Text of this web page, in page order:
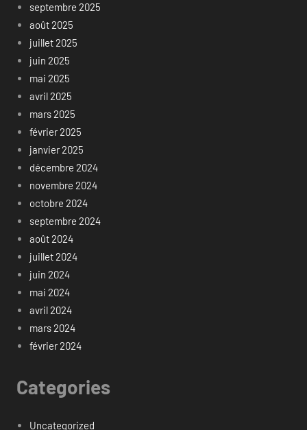
septembre 2025
août 2025
juillet 2025
juin 2025
mai 2025
avril 2025
mars 2025
février 2025
janvier 2025
décembre 2024
novembre 2024
octobre 2024
septembre 2024
août 2024
juillet 2024
juin 2024
mai 2024
avril 2024
mars 2024
février 2024
Categories
Uncategorized